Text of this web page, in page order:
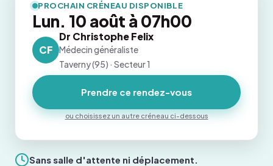
Sans salle d'attente ni déplacement.
PROCHAIN CRÉNEAU DISPONIBLE
Lun. 10 août à 07h00
CF
Dr Christophe Felix
Médecin généraliste
Taverny (95) · Secteur 1
Prendre ce rendez-vous
ou choisissez un autre créneau ci-dessous